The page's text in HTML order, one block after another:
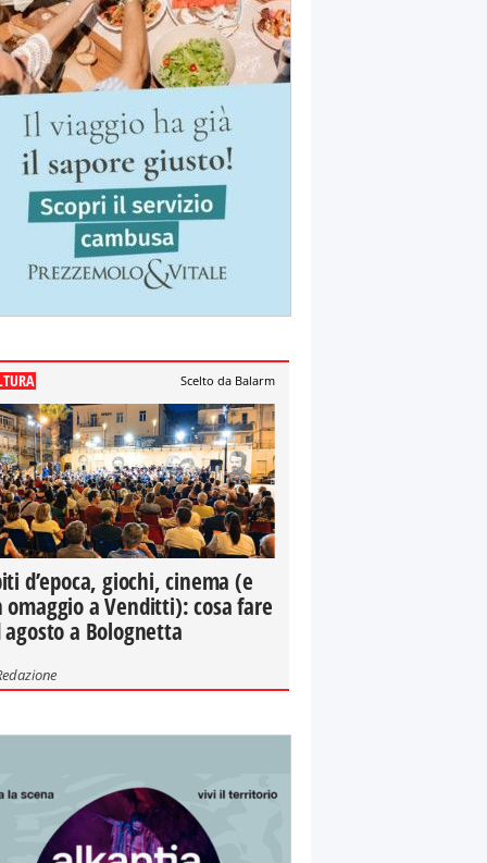
Scelto da Balarm
d’epoca, giochi, cinema (e
omaggio a Venditti): cosa fare
agosto a Bolognetta